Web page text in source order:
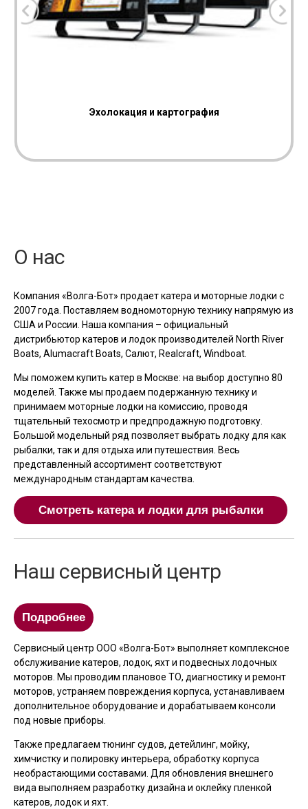
Эхолокация и картография
О нас
Компания «Волга-Бот» продает катера и моторные лодки с
2007 года. Поставляем водномоторную технику напрямую из
США и России. Наша компания – официальный
дистрибьютор катеров и лодок производителей North River
Boats, Alumacraft Boats, Салют, Realcraft, Windboat.
Мы поможем купить катер в Москве: на выбор доступно 80
моделей. Также мы продаем подержанную технику и
принимаем моторные лодки на комиссию, проводя
тщательный техосмотр и предпродажную подготовку.
Большой модельный ряд позволяет выбрать лодку для как
рыбалки, так и для отдыха или путешествия. Весь
представленный ассортимент соответствуют
международным стандартам качества.
Смотреть катера и лодки для рыбалки
Наш сервисный центр
Подробнее
Сервисный центр ООО «Волга-Бот» выполняет комплексное
обслуживание катеров, лодок, яхт и подвесных лодочных
моторов. Мы проводим плановое ТО, диагностику и ремонт
моторов, устраняем повреждения корпуса, устанавливаем
дополнительное оборудование и дорабатываем консоли
под новые приборы.
Также предлагаем тюнинг судов, детейлинг, мойку,
химчистку и полировку интерьера, обработку корпуса
необрастающими составами. Для обновления внешнего
вида выполняем разработку дизайна и оклейку пленкой
катеров, лодок и яхт.